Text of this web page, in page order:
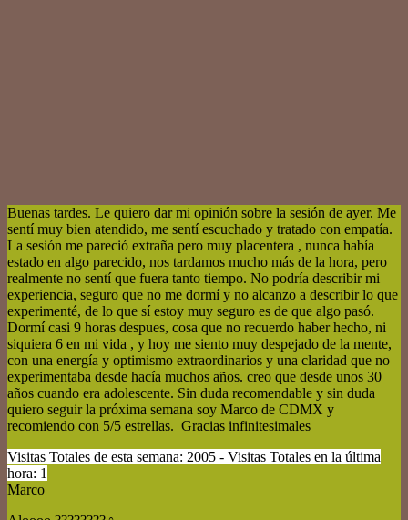
Buenas tardes. Le quiero dar mi opinión sobre la sesión de ayer. Me
sentí muy bien atendido, me sentí escuchado y tratado con empatía.
La sesión me pareció extraña pero muy placentera , nunca había
estado en algo parecido, nos tardamos mucho más de la hora, pero
realmente no sentí que fuera tanto tiempo. No podría describir mi
experiencia, seguro que no me dormí y no alcanzo a describir lo que
experimenté, de lo que sí estoy muy seguro es de que algo pasó.
Dormí casi 9 horas despues, cosa que no recuerdo haber hecho, ni
siquiera 6 en mi vida , y hoy me siento muy despejado de la mente,
con una energía y optimismo extraordinarios y una claridad que no
experimentaba desde hacía muchos años. creo que desde unos 30
años cuando era adolescente. Sin duda recomendable y sin duda
quiero seguir la próxima semana soy Marco de CDMX y
recomiendo con 5/5 estrellas. Gracias infinitesimales
Visitas Totales de esta semana: 2005 - Visitas Totales en la última
hora: 1
Marco